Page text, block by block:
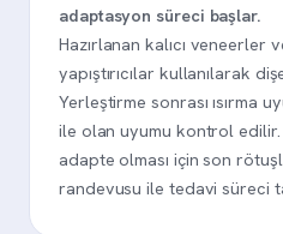
adaptasyon süreci başlar.
Hazırlanan kalıcı veneerler
yapıştırıcılar kullanılarak
Yerleştirme sonrası ısırma
ile olan uyumu kontrol edilir.
adapte olması için son
randevusu ile tedavi süreci